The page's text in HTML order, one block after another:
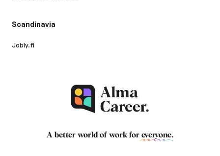
Scandinavia
Jobly.fi
A better world of work for everyone.